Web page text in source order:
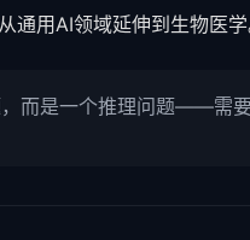
通用AI领域延伸到生物医学
而是一个推理问题——需要